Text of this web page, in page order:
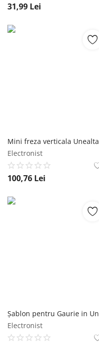
31,99 Lei
Electronist
100,76 Lei
Electronist